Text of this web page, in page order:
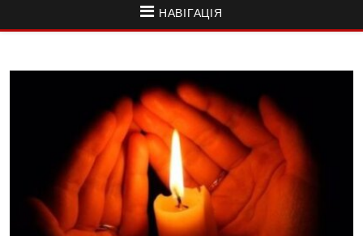
НАВІГАЦІЯ